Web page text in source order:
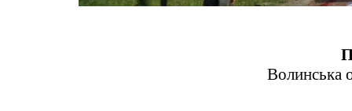
Волинська